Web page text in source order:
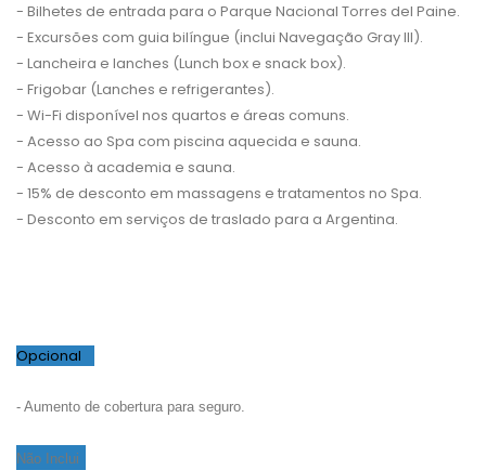
- Bilhetes de entrada para o Parque Nacional Torres del Paine.
- Excursões com guia bilíngue (inclui Navegação Gray III).
- Lancheira e lanches (Lunch box e snack box).
- Frigobar (Lanches e refrigerantes).
- Wi-Fi disponível nos quartos e áreas comuns.
- Acesso ao Spa com piscina aquecida e sauna.
- Acesso à academia e sauna.
- 15% de desconto em massagens e tratamentos no Spa.
- Desconto em serviços de traslado para a Argentina.
Opcional
- Aumento de cobertura para seguro.
Não Inclui